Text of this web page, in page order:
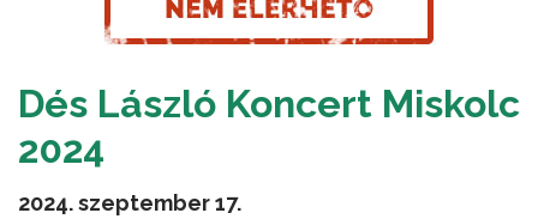
Dés László Koncert Miskolc
2024
2024. szeptember 17.